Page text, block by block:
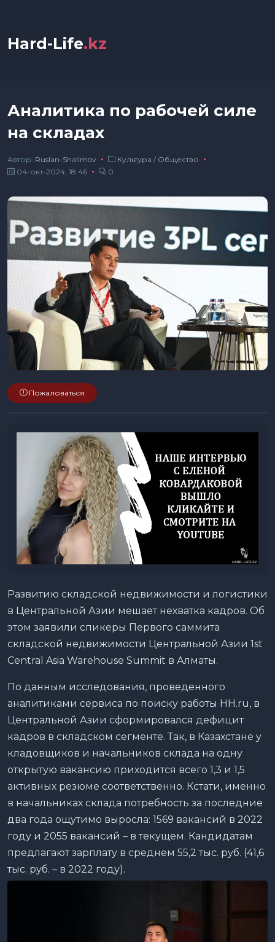
Hard-Life.kz
Аналитика по рабочей силе
на складах
Автор: Ruslan-Shalimov Культура / Общество
04-окт-2024, 18:46
0
Пожаловаться
Развитию складской недвижимости и логистики
в Центральной Азии мешает нехватка кадров. Об
этом заявили спикеры Первого саммита
складской недвижимости Центральной Азии 1st
Central Asia Warehouse Summit в Алматы.
По данным исследования, проведенного
аналитиками сервиса по поиску работы HH.ru, в
Центральной Азии сформировался дефицит
кадров в складском сегменте. Так, в Казахстане у
кладовщиков и начальников склада на одну
открытую вакансию приходится всего 1,3 и 1,5
активных резюме соответственно. Кстати, именно
в начальниках склада потребность за последние
два года ощутимо выросла: 1569 вакансий в 2022
году и 2055 вакансий – в текущем. Кандидатам
предлагают зарплату в среднем 55,2 тыс. руб. (41,6
тыс. руб. – в 2022 году).